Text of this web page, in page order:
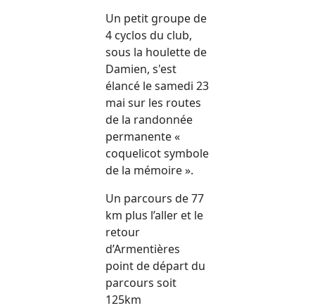
Un petit groupe de
4 cyclos du club,
sous la houlette de
Damien, s'est
élancé le samedi 23
mai sur les routes
de la randonnée
permanente «
coquelicot symbole
de la mémoire ».
Un parcours de 77
km plus l’aller et le
retour
d’Armentières
point de départ du
parcours soit
125km